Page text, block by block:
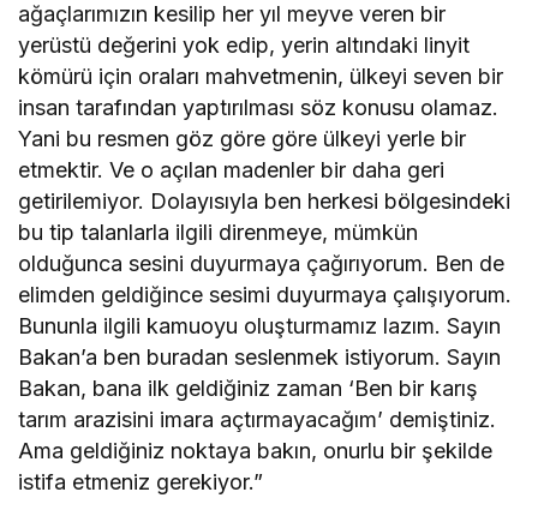
ağaçlarımızın kesilip her yıl meyve veren bir
yerüstü değerini yok edip, yerin altındaki linyit
kömürü için oraları mahvetmenin, ülkeyi seven bir
insan tarafından yaptırılması söz konusu olamaz.
Yani bu resmen göz göre göre ülkeyi yerle bir
etmektir. Ve o açılan madenler bir daha geri
getirilemiyor. Dolayısıyla ben herkesi bölgesindeki
bu tip talanlarla ilgili direnmeye, mümkün
olduğunca sesini duyurmaya çağırıyorum. Ben de
elimden geldiğince sesimi duyurmaya çalışıyorum.
Bununla ilgili kamuoyu oluşturmamız lazım. Sayın
Bakan’a ben buradan seslenmek istiyorum. Sayın
Bakan, bana ilk geldiğiniz zaman ‘Ben bir karış
tarım arazisini imara açtırmayacağım’ demiştiniz.
Ama geldiğiniz noktaya bakın, onurlu bir şekilde
istifa etmeniz gerekiyor.”